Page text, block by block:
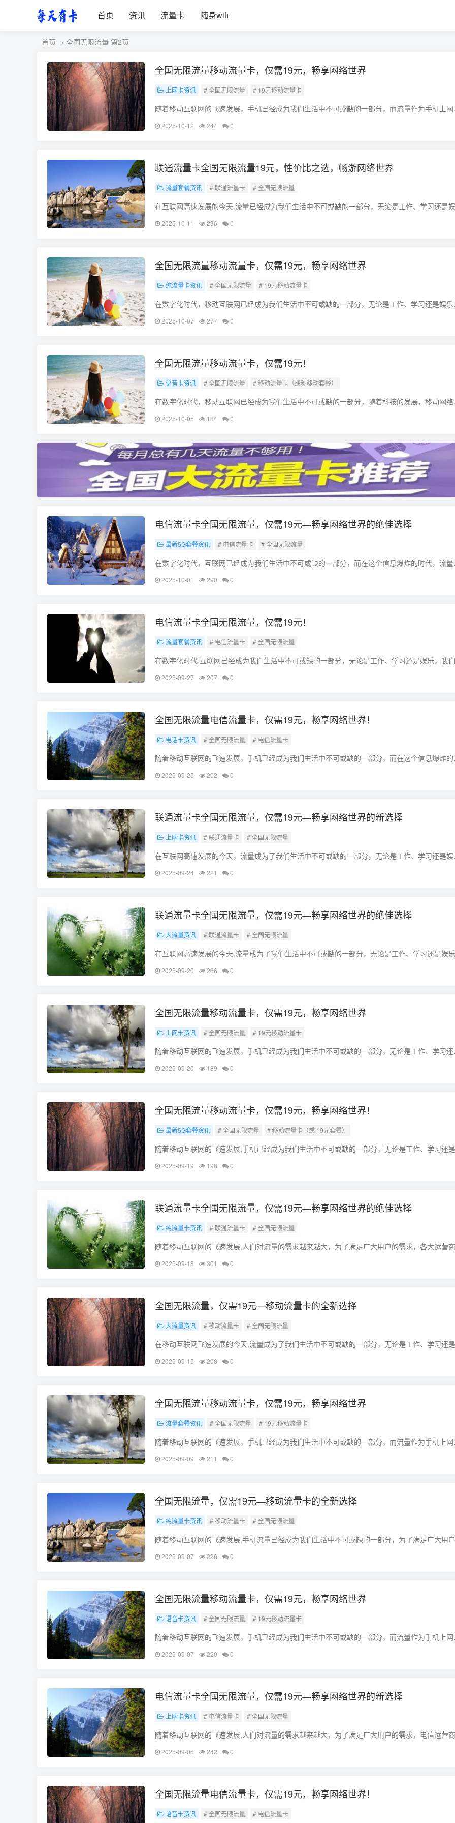
首页 资讯 流量卡 随身wifi
首页 > 全国无限流量 第2页
全国无限流量移动流量卡，仅需19元，畅享网络世界
上网卡资讯 # 全国无限流量 # 19元移动流量卡
随着移动互联网的飞速发展，手机已经成为我们生活中不可或缺的一部分，而流量作为手机上网
9元，就能让您畅享网络世界
2025-10-12 244 0
联通流量卡全国无限流量19元，性价比之选，畅游网络世界
流量套餐资讯 # 联通流量卡 # 全国无限流量
在互联网高速发展的今天,流量已经成为我们生活中不可或缺的一部分，无论是工作、学习还是娱
餐，联通流量卡全国无限流量19
2025-10-11 236 0
全国无限流量移动流量卡，仅需19元，畅享网络世界
纯流量卡资讯 # 全国无限流量 # 19元移动流量卡
在数字化时代，移动互联网已经成为我们生活中不可或缺的一部分，无论是工作、学习还是娱乐
来谈谈一种备受关注的移动流量
2025-10-07 277 0
全国无限流量移动流量卡，仅需19元！
语音卡资讯 # 全国无限流量 # 移动流量卡（或称移动套餐）
在数字化时代，移动互联网已经成为我们生活中不可或缺的一部分，随着科技的发展，移动网络
在这个时代，移动流量卡更是成
2025-10-05 184 0
电信流量卡全国无限流量，仅需19元—畅享网络世界的绝佳选择
最新5G套餐资讯 # 电信流量卡 # 全国无限流量
在数字化时代，互联网已经成为我们生活中不可或缺的一部分，而在这个信息爆炸的时代，流量
套餐，电信流量卡全国无限流量
2025-10-01 290 0
电信流量卡全国无限流量，仅需19元！
流量套餐资讯 # 电信流量卡 # 全国无限流量
在数字化时代,互联网已经成为我们生活中不可或缺的一部分，无论是工作、学习还是娱乐，我
大用户的需求，各大电信运营
2025-09-27 207 0
全国无限流量电信流量卡，仅需19元，畅享网络世界！
电话卡资讯 # 全国无限流量 # 电信流量卡
随着移动互联网的飞速发展，手机已经成为我们生活中不可或缺的一部分，而在这个信息爆炸的
各种流量套餐，全国无限流量电
2025-09-25 202 0
联通流量卡全国无限流量，仅需19元—畅享网络世界的新选择
上网卡资讯 # 联通流量卡 # 全国无限流量
在互联网高速发展的今天，流量成为了我们生活中不可或缺的一部分，无论是工作、学习还是娱
餐，联通流量卡以其全国无限流量、
2025-09-24 221 0
联通流量卡全国无限流量，仅需19元—畅享网络世界的绝佳选择
大流量资讯 # 联通流量卡 # 全国无限流量
在互联网高速发展的今天,流量成为了我们生活中不可或缺的一部分，无论是工作、学习还是娱
注焦点，我们就来详细介绍一
2025-09-20 266 0
全国无限流量移动流量卡，仅需19元，畅享网络世界
上网卡资讯 # 全国无限流量 # 19元移动流量卡
随着移动互联网的飞速发展，手机已经成为我们生活中不可或缺的一部分，无论是工作、学习还
为了满足广大用户的需求，现在
2025-09-20 189 0
全国无限流量移动流量卡，仅需19元，畅享网络世界！
最新5G套餐资讯 # 全国无限流量 # 移动流量卡（或 19元套餐）
随着移动互联网的飞速发展,手机已经成为我们生活中不可或缺的一部分，无论是工作、学习还
着流量不足的困扰，为了解决
2025-09-19 198 0
联通流量卡全国无限流量，仅需19元—畅享网络世界的绝佳选择
纯流量卡资讯 # 联通流量卡 # 全国无限流量
随着移动互联网的飞速发展,人们对流量的需求越来越大，为了满足广大用户的需求，各大运营
本文将详细介绍联通流量卡全
2025-09-18 301 0
全国无限流量，仅需19元—移动流量卡的全新选择
大流量资讯 # 移动流量卡 # 全国无限流量
在移动互联网飞速发展的今天,流量成为了我们生活中不可或缺的一部分，无论是工作、学习还
其价格和流量的优势直接影响
2025-09-15 208 0
全国无限流量移动流量卡，仅需19元，畅享网络世界
流量套餐资讯 # 全国无限流量 # 19元移动流量卡
随着移动互联网的飞速发展，手机已经成为我们生活中不可或缺的一部分，而流量作为手机上网
套餐，全国无限流量移动流量卡
2025-09-09 211 0
全国无限流量，仅需19元—移动流量卡的全新选择
纯流量卡资讯 # 移动流量卡 # 全国无限流量
随着移动互联网的飞速发展,手机流量已经成为我们生活中不可或缺的一部分，为了满足广大用
青睐，本文将重点介绍一款全
2025-09-07 226 0
全国无限流量移动流量卡，仅需19元，畅享网络世界
语音卡资讯 # 全国无限流量 # 19元移动流量卡
随着移动互联网的飞速发展，手机已经成为我们生活中不可或缺的一部分，而流量作为手机上网
所未有的便利和实惠，本文将
2025-09-07 220 0
电信流量卡全国无限流量，仅需19元—畅享网络世界的新选择
上网卡资讯 # 电信流量卡 # 全国无限流量
随着移动互联网的飞速发展,人们对流量的需求越来越大，为了满足广大用户的需求，电信运营
文将详细介绍电信流量卡的特
2025-09-06 242 0
全国无限流量电信流量卡，仅需19元，畅享网络世界！
语音卡资讯 # 全国无限流量 # 电信流量卡